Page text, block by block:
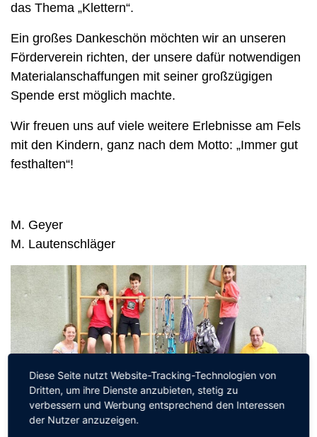
das Thema „Klettern“.
Ein großes Dankeschön möchten wir an unseren
Förderverein richten, der unsere dafür notwendigen
Materialanschaffungen mit seiner großzügigen
Spende erst möglich machte.
Wir freuen uns auf viele weitere Erlebnisse am Fels
mit den Kindern, ganz nach dem Motto: „Immer gut
festhalten“!
M. Geyer
M. Lautenschläger
Diese Seite nutzt Website-Tracking-Technologien von
Dritten, um ihre Dienste anzubieten, stetig zu
verbessern und Werbung entsprechend den Interessen
der Nutzer anzuzeigen.